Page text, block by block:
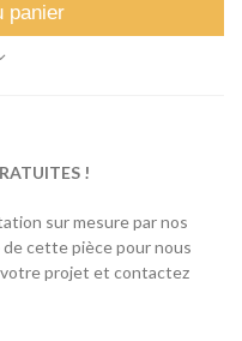
panier
!
sur mesure par nos
cette pièce pour nous
votre projet et contactez